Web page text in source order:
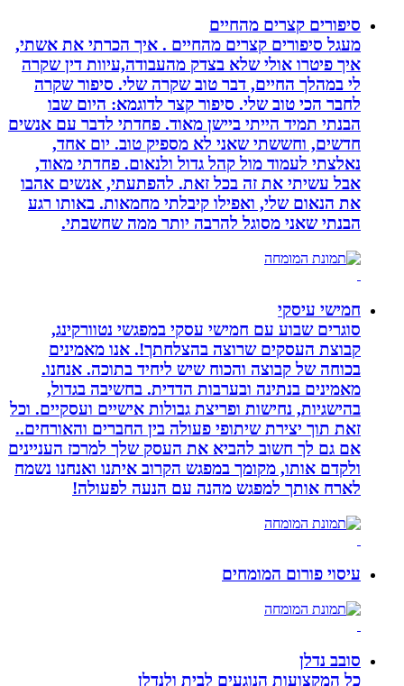
סיפורים קצרים מהחיים
מעגל סיפורים קצרים מהחיים . איך הכרתי את אשתי,
איך פיטרו אולי שלא בצדק מהעבודה,עיוות דין שקרה
לי במהלך החיים, דבר טוב שקרה שלי. סיפור שקרה
לחבר הכי טוב שלי. סיפור קצר לדוגמא: היום שבו
הבנתי תמיד הייתי ביישן מאוד. פחדתי לדבר עם אנשים
חדשים, וחששתי שאני לא מספיק טוב. יום אחד,
נאלצתי לעמוד מול קהל גדול ולנאום. פחדתי מאוד,
אבל עשיתי את זה בכל זאת. להפתעתי, אנשים אהבו
את הנאום שלי, ואפילו קיבלתי מחמאות. באותו רגע
הבנתי שאני מסוגל להרבה יותר ממה שחשבתי.
חמישי עיסקי
סוגרים שבוע עם חמישי עסקי במפגשי נטוורקינג,
קבוצת העסקים שרוצה בהצלחתך!. אנו מאמינים
בכוחה של קבוצה והכוח שיש ליחיד בתוכה. אנחנו.
מאמינים בנתינה ובערבות הדדית. בחשיבה בגדול,
בהישגיות, נחישות ופריצת גבולות אישיים ועסקיים. וכל
זאת תוך יצירת שיתופי פעולה בין החברים והאורחים..
אם גם לך חשוב להביא את העסק שלך למרכז העניינים
ולקדם אותו, מקומך במפגש הקרוב איתנו ואנחנו נשמח
לארח אותך למפגש מהנה עם הנעה לפעולה!
עיסוי פורום המומחים
סובב נדלן
כל המקצועות הנוגעים לבית ולנדלן